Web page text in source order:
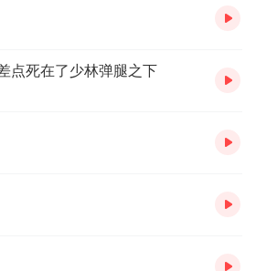
点死在了少林弹腿之下